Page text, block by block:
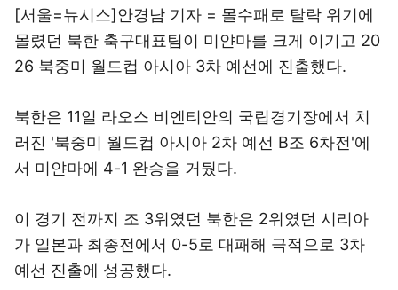
[서울=뉴시스]안경남 기자 = 몰수패로 탈락 위기에
몰렸던 북한 축구대표팀이 미얀마를 크게 이기고 20
26 북중미 월드컵 아시아 3차 예선에 진출했다.
북한은 11일 라오스 비엔티안의 국립경기장에서 치
러진 '북중미 월드컵 아시아 2차 예선 B조 6차전'에
서 미얀마에 4-1 완승을 거뒀다.
이 경기 전까지 조 3위였던 북한은 2위였던 시리아
가 일본과 최종전에서 0-5로 대패해 극적으로 3차
예선 진출에 성공했다.